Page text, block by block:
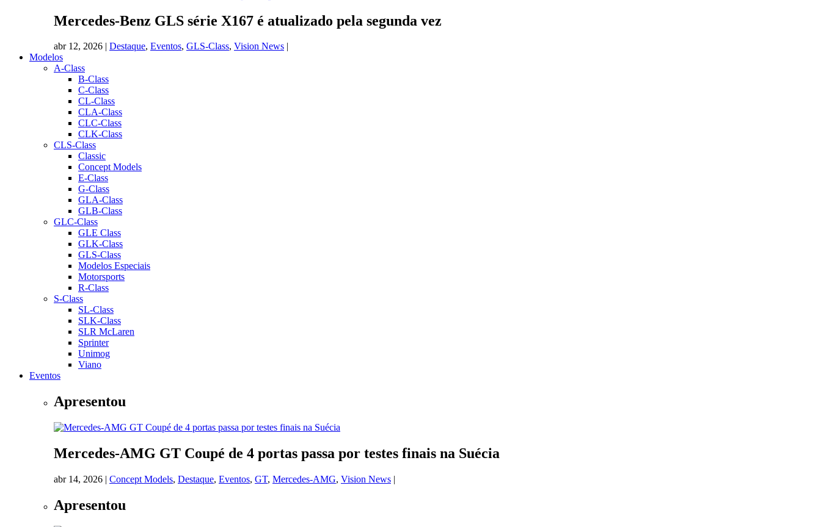
Mercedes-Benz GLS série X167 é atualizado pela segunda vez
abr 12, 2026 | Destaque, Eventos, GLS-Class, Vision News |
Modelos
A-Class
B-Class
C-Class
CL-Class
CLA-Class
CLC-Class
CLK-Class
CLS-Class
Classic
Concept Models
E-Class
G-Class
GLA-Class
GLB-Class
GLC-Class
GLE Class
GLK-Class
GLS-Class
Modelos Especiais
Motorsports
R-Class
S-Class
SL-Class
SLK-Class
SLR McLaren
Sprinter
Unimog
Viano
Eventos
Apresentou
Mercedes-AMG GT Coupé de 4 portas passa por testes finais na Suécia
abr 14, 2026 | Concept Models, Destaque, Eventos, GT, Mercedes-AMG, Vision News |
Apresentou